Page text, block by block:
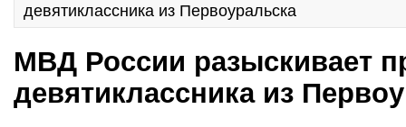
девятиклассника из Первоуральска
МВД России разыскивает
девятиклассника из